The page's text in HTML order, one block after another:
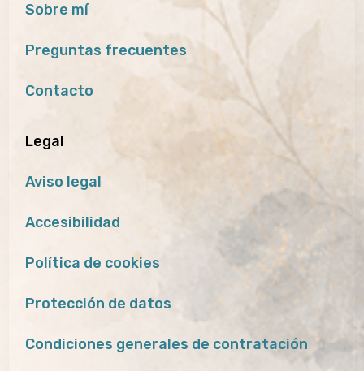
Sobre mí
Preguntas frecuentes
Contacto
Legal
Aviso legal
Accesibilidad
Política de cookies
Protección de datos
Condiciones generales de contratación